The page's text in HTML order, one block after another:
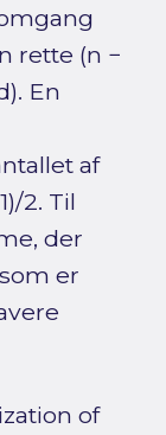
rette (n −
En
af
2. Til
der
er
of